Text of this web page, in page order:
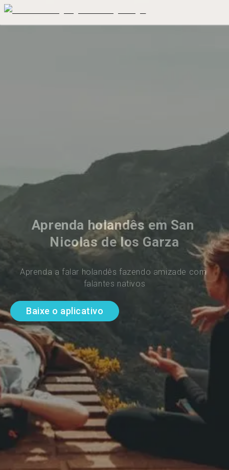
Aprenda holandês em San
Nicolas de los Garza
Aprenda a falar holandês fazendo amizade com
falantes nativos
Baixe o aplicativo